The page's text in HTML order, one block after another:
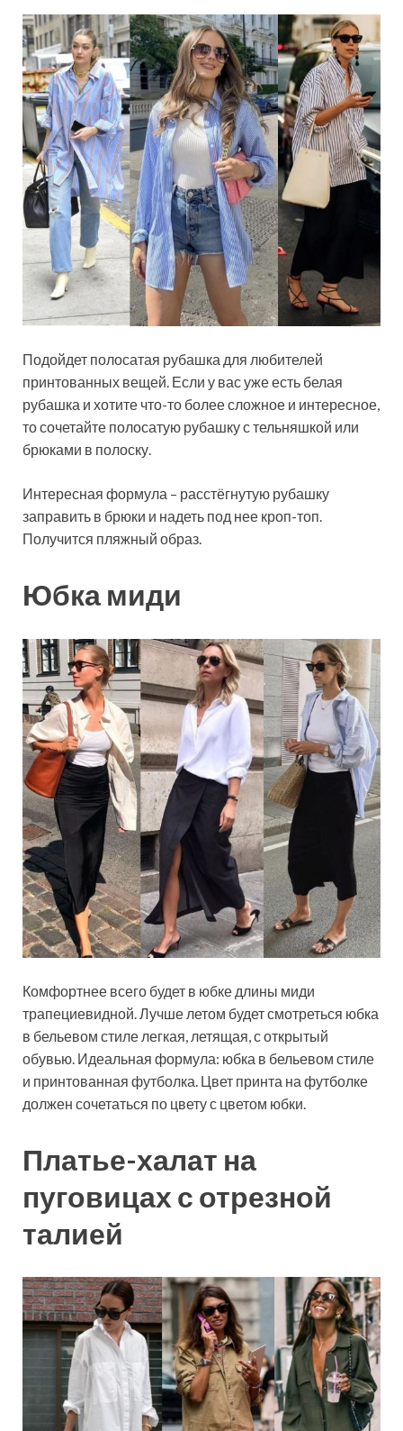
Подойдет полосатая рубашка для любителей
принтованных вещей. Если у вас уже есть белая
рубашка и хотите что-то более сложное и интересное,
то сочетайте полосатую рубашку с тельняшкой или
брюками в полоску.
Интересная формула – расстёгнутую рубашку
заправить в брюки и надеть под нее кроп-топ.
Получится пляжный образ.
Юбка миди
Комфортнее всего будет в юбке длины миди
трапециевидной. Лучше летом будет смотреться юбка
в бельевом стиле легкая, летящая, с открытый
обувью. Идеальная формула: юбка в бельевом стиле
и принтованная футболка. Цвет принта на футболке
должен сочетаться по цвету с цветом юбки.
Платье-халат на
пуговицах с отрезной
талией